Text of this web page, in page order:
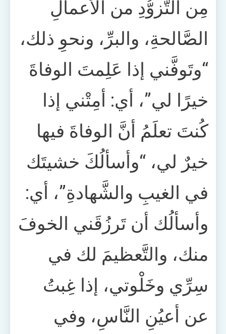
مِن التَّزوُّدِ من الأعمالِ
الصَّالحةِ، والبرِّ، ونحوِ ذلك،
“وتَوفَّني إذا عَلِمتَ الوفاةَ
خيرًا لي”، أي: أمِتْني إذا
كُنتَ تعلَمُ أنَّ الوفاةَ فيها
خيرٌ لي، “وأسألُكَ خشيتَك
في الغيبِ والشَّهادةِ”، أي:
وأسألُك أن تَرزُقَني الخوفَ
منك، والتَّعظيمَ لك في
سِرِّي وخَلْوتي، إذا غِبتُ
عن أعيُنِ النَّاسِ، وفي